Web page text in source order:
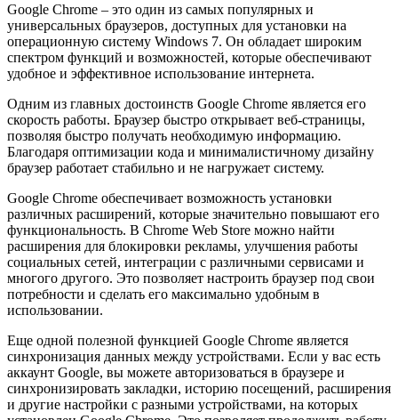
Google Chrome – это один из самых популярных и
универсальных браузеров, доступных для установки на
операционную систему Windows 7. Он обладает широким
спектром функций и возможностей, которые обеспечивают
удобное и эффективное использование интернета.
Одним из главных достоинств Google Chrome является его
скорость работы. Браузер быстро открывает веб-страницы,
позволяя быстро получать необходимую информацию.
Благодаря оптимизации кода и минималистичному дизайну
браузер работает стабильно и не нагружает систему.
Google Chrome обеспечивает возможность установки
различных расширений, которые значительно повышают его
функциональность. В Chrome Web Store можно найти
расширения для блокировки рекламы, улучшения работы
социальных сетей, интеграции с различными сервисами и
многого другого. Это позволяет настроить браузер под свои
потребности и сделать его максимально удобным в
использовании.
Еще одной полезной функцией Google Chrome является
синхронизация данных между устройствами. Если у вас есть
аккаунт Google, вы можете авторизоваться в браузере и
синхронизировать закладки, историю посещений, расширения
и другие настройки с разными устройствами, на которых